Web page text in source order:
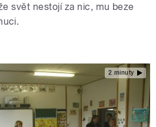
svět nestojí za nic, mu beze
2 minuty